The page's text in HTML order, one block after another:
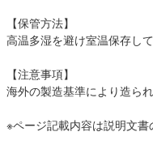
【保管方法】
高温多湿を避け室温保存して
【注意事項】
海外の製造基準により造られ
※ページ記載内容は説明文書